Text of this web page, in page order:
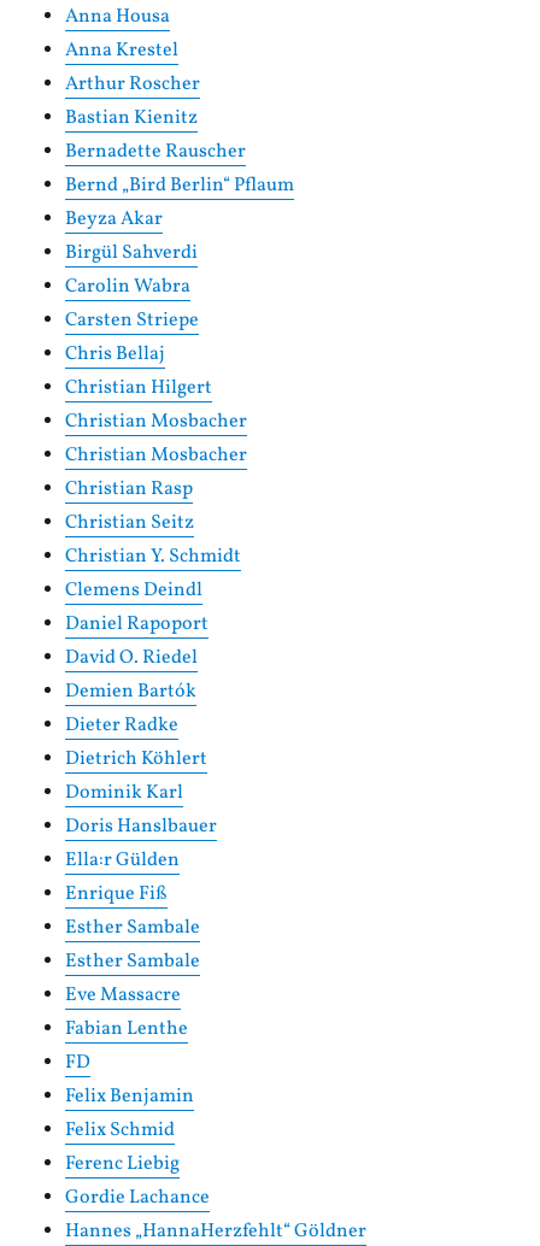
Anna Housa
Anna Krestel
Arthur Roscher
Bastian Kienitz
Bernadette Rauscher
Bernd „Bird Berlin“ Pflaum
Beyza Akar
Birgül Sahverdi
Carolin Wabra
Carsten Striepe
Chris Bellaj
Christian Hilgert
Christian Mosbacher
Christian Mosbacher
Christian Rasp
Christian Seitz
Christian Y. Schmidt
Clemens Deindl
Daniel Rapoport
David O. Riedel
Demien Bartók
Dieter Radke
Dietrich Köhlert
Dominik Karl
Doris Hanslbauer
Ella:r Gülden
Enrique Fiß
Esther Sambale
Esther Sambale
Eve Massacre
Fabian Lenthe
FD
Felix Benjamin
Felix Schmid
Ferenc Liebig
Gordie Lachance
Hannes „HannaHerzfehlt“ Göldner